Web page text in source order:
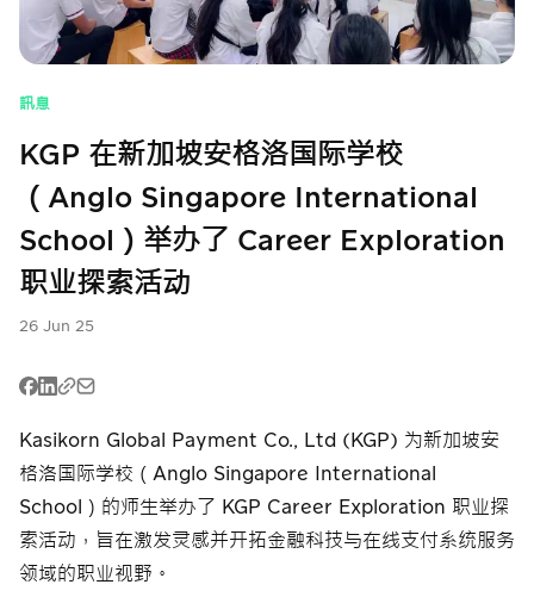
Meta广告费支
元宇宙支付
(Meta Pay)服
记卡支付服务
自动扣款服务
收款服务，使用
PromptPay)
P2P 转账服务
手机银行收款服
务
在线分期付款系
收款链接服务
元宇宙支付
(Meta Pay)服
务
自动扣款服务
收款服务，使用
PromptPay)
P2P 转账服务
在线信用卡或借
记卡支付服务
手机银行收款服
自动扣款服务
务
在线信用卡或借
记卡支付服务
泰国二维码支付
(Thai QR /
PromptPay)
Meta广告费支
收款服务，使用
电子钱包支付
在线分期付款系
付款分发服务
促销
关于我们
中文
訊息
KGP 在新加坡安格洛国际学校
（Anglo Singapore International
School）举办了 Career Exploration
职业探索活动
26 Jun 25
Kasikorn Global Payment Co., Ltd (KGP) 为新加坡安
格洛国际学校（Anglo Singapore International
School）的师生举办了 KGP Career Exploration 职业探
索活动，旨在激发灵感并开拓金融科技与在线支付系统服务
领域的职业视野。